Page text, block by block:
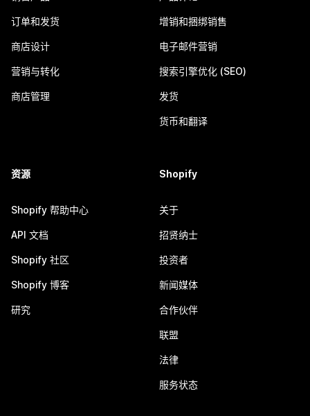
订单和发货
商店设计
营销与转化
商店管理
增销和捆绑销售
电子邮件营销
搜索引擎优化 (SEO)
发货
货币和翻译
资源
Shopify 帮助中心
API 文档
Shopify 社区
Shopify 博客
研究
Shopify
关于
招贤纳士
投资者
新闻媒体
合作伙伴
联盟
法律
服务状态